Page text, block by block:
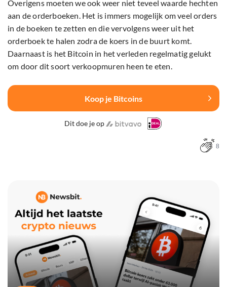
Overigens moeten we ook weer niet teveel waarde hechten
aan de orderboeken. Het is immers mogelijk om veel orders
in de boeken te zetten en die vervolgens weer uit het
orderboek te halen zodra de koers in de buurt komt.
Daarnaast is het Bitcoin in het verleden regelmatig gelukt
om door dit soort verkoopmuren heen te eten.
Koop je Bitcoins
Dit doe je op
8